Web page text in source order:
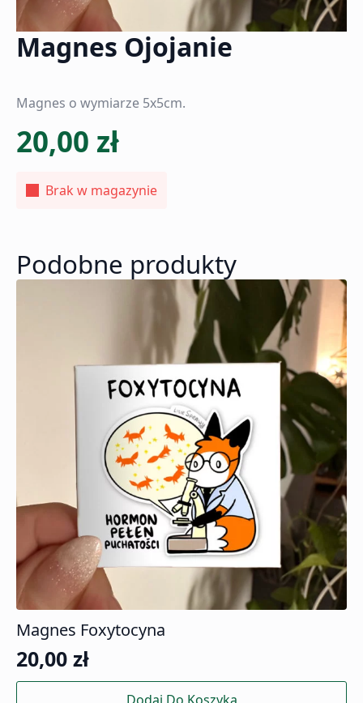
Magnes Ojojanie
Magnes o wymiarze 5x5cm.
20,00 zł
Brak w magazynie
Podobne produkty
Magnes Foxytocyna
20,00 zł